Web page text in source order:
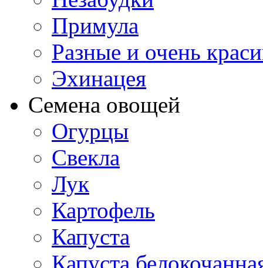
Примула
Разные и очень
Эхинацея
Семена овощей
Огурцы
Свекла
Лук
Картофель
Капуста